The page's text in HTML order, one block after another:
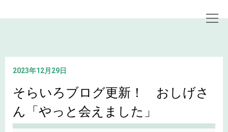
2023年12月29日
そらいろブログ更新！ おしげさ
ん「やっと会えました」